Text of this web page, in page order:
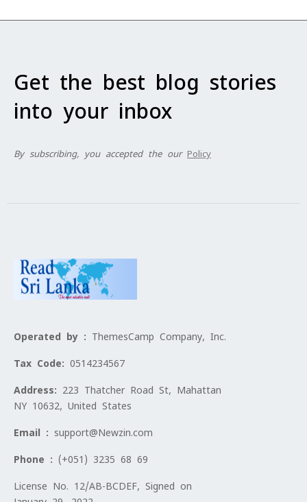
Get the best blog stories
into your inbox
By subscribing, you accepted the our Policy
Operated by : ThemesCamp Company, Inc.
Tax Code: 0514234567
Address: 223 Thatcher Road St, Mahattan
NY 10632, United States
Email : support@Newzin.com
Phone : (+051) 3235 68 69
License No. 12/AB-BCDEF, Signed on